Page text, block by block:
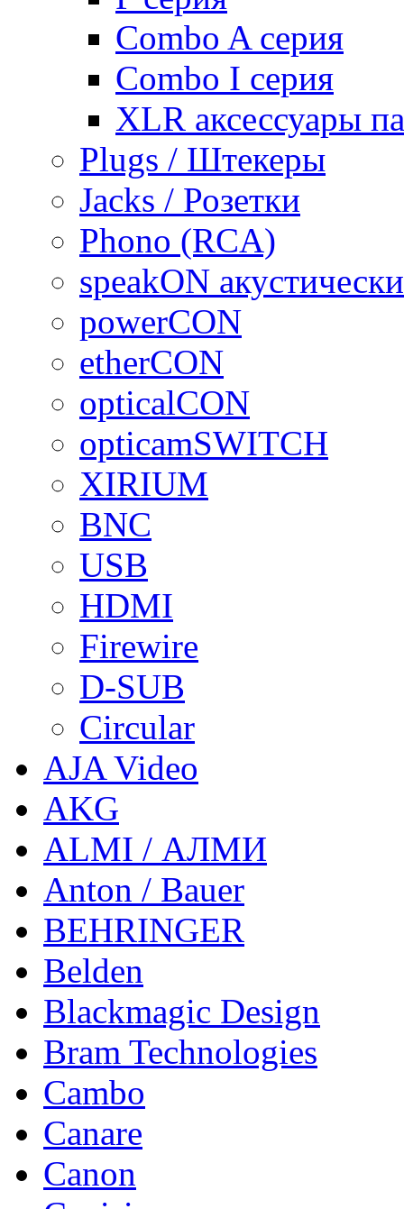
Combo A серия
Combo I серия
XLR аксессуары
Plugs / Штекеры
Jacks / Розетки
Phono (RCA)
speakON
powerCON
etherCON
opticalCON
opticamSWITCH
XIRIUM
BNC
USB
HDMI
Firewire
D-SUB
Circular
AJA Video
AKG
ALMI / АЛМИ
Anton / Bauer
BEHRINGER
Belden
Blackmagic Design
Bram Technologies
Cambo
Canare
Canon